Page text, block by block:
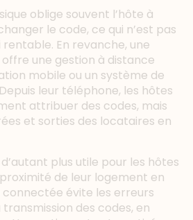
oblige souvent l’hôte à
le code, ce qui n’est pas
En revanche, une
une gestion à distance
mobile ou un système de
leur téléphone, les hôtes
attribuer des codes, mais
et sorties des locataires en
plus utile pour les hôtes
de leur logement en
connectée évite les erreurs
des codes, en